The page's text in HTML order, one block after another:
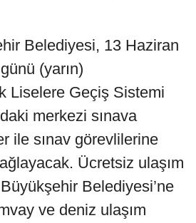
Belediyesi, 13 Haziran
(yarın)
Liselere Geçiş Sistemi
merkezi sınava
ile sınav görevlilerine
Ücretsiz ulaşım
Belediyesi’ne
ve deniz ulaşım